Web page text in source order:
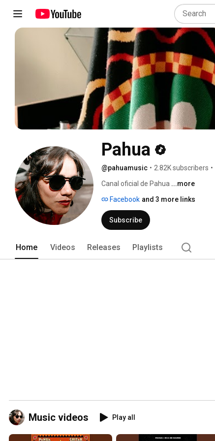
Pahua
@pahuamusic • 2.82K subscribers •
Canal oficial de Pahua ...more
Facebook and 3 more links
Subscribe
Home Videos Releases Playlists
Music videos Play all